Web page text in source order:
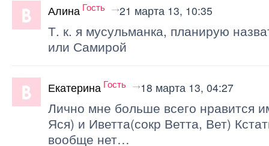
Алина Гость 21 марта 13, 10:35
Т. к. я мусульманка, планирую
или Самирой
Екатерина Гость 18 марта 13, 04:27
Лично мне больше всего нравится
Яся) и Иветта(сокр Ветта, Вет)
вообще нет…